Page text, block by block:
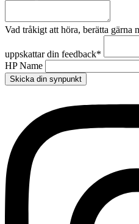
Vad tråkigt att höra, berätta gärna
uppskattar din feedback*
HP Name
Skicka din synpunkt